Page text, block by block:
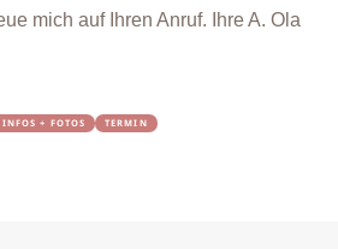
mich auf Ihren Anruf. Ihre A. Ola
INFOS + FOTOS TERMIN